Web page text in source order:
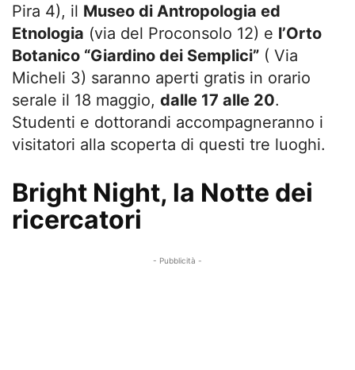
Pira 4), il Museo di Antropologia ed
Etnologia (via del Proconsolo 12) e l’Orto
Botanico “Giardino dei Semplici” ( Via
Micheli 3) saranno aperti gratis in orario
serale il 18 maggio, dalle 17 alle 20.
Studenti e dottorandi accompagneranno i
visitatori alla scoperta di questi tre luoghi.
Bright Night, la Notte dei
ricercatori
- Pubblicità -